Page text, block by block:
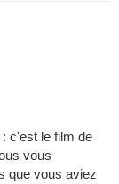
c'est le film de
vous
que vous aviez